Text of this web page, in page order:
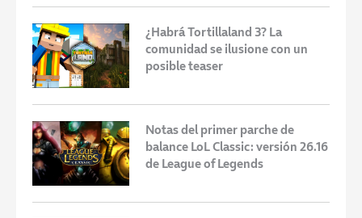
¿Habrá Tortillaland 3? La
comunidad se ilusione con un
posible teaser
Notas del primer parche de
balance LoL Classic: versión 26.16
de League of Legends